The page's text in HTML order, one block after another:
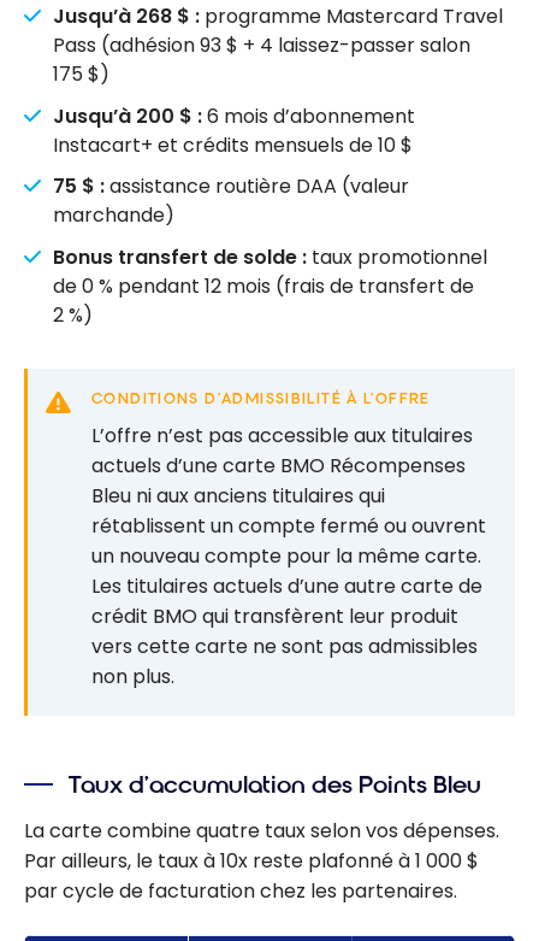
Jusqu’à 268 $ : programme Mastercard Travel
Pass (adhésion 93 $ + 4 laissez-passer salon
175 $)
Jusqu’à 200 $ :6 mois d’abonnement
Instacart+ et crédits mensuels de 10 $
75 $ :assistance routière DAA (valeur
marchande)
Bonus transfert de solde : taux promotionnel
de 0 % pendant 12 mois (frais de transfert de
2 %)
CONDITIONS D’ADMISSIBILITÉ À L’OFFRE
L’offre n’est pas accessible aux titulaires
actuels d’une carte BMO Récompenses
Bleu ni aux anciens titulaires qui
rétablissent un compte fermé ou ouvrent
un nouveau compte pour la même carte.
Les titulaires actuels d’une autre carte de
crédit BMO qui transfèrent leur produit
vers cette carte ne sont pas admissibles
non plus.
Taux d’accumulation des Points Bleu
La carte combine quatre taux selon vos dépenses.
Par ailleurs, le taux à 10x reste plafonné à 1 000 $
par cycle de facturation chez les partenaires.